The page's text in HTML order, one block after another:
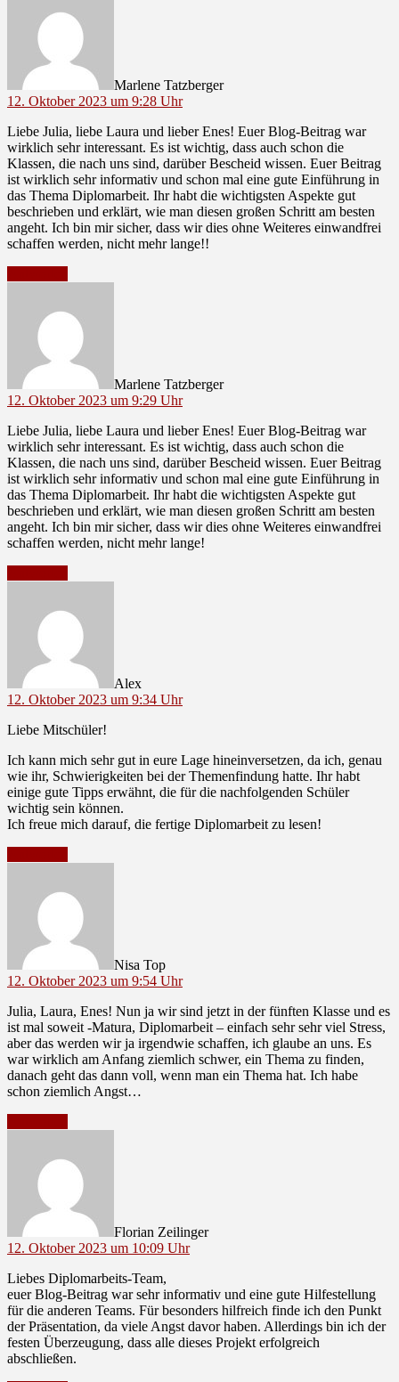
Marlene Tatzberger
12. Oktober 2023 um 9:28 Uhr
Liebe Julia, liebe Laura und lieber Enes! Euer Blog-Beitrag war
wirklich sehr interessant. Es ist wichtig, dass auch schon die
Klassen, die nach uns sind, darüber Bescheid wissen. Euer Beitrag
ist wirklich sehr informativ und schon mal eine gute Einführung in
das Thema Diplomarbeit. Ihr habt die wichtigsten Aspekte gut
beschrieben und erklärt, wie man diesen großen Schritt am besten
angeht. Ich bin mir sicher, dass wir dies ohne Weiteres einwandfrei
schaffen werden, nicht mehr lange!!
Marlene Tatzberger
12. Oktober 2023 um 9:29 Uhr
Liebe Julia, liebe Laura und lieber Enes! Euer Blog-Beitrag war
wirklich sehr interessant. Es ist wichtig, dass auch schon die
Klassen, die nach uns sind, darüber Bescheid wissen. Euer Beitrag
ist wirklich sehr informativ und schon mal eine gute Einführung in
das Thema Diplomarbeit. Ihr habt die wichtigsten Aspekte gut
beschrieben und erklärt, wie man diesen großen Schritt am besten
angeht. Ich bin mir sicher, dass wir dies ohne Weiteres einwandfrei
schaffen werden, nicht mehr lange!
Alex
12. Oktober 2023 um 9:34 Uhr
Liebe Mitschüler!
Ich kann mich sehr gut in eure Lage hineinversetzen, da ich, genau
wie ihr, Schwierigkeiten bei der Themenfindung hatte. Ihr habt
einige gute Tipps erwähnt, die für die nachfolgenden Schüler
wichtig sein können.
Ich freue mich darauf, die fertige Diplomarbeit zu lesen!
Nisa Top
12. Oktober 2023 um 9:54 Uhr
Julia, Laura, Enes! Nun ja wir sind jetzt in der fünften Klasse und es
ist mal soweit -Matura, Diplomarbeit – einfach sehr sehr viel Stress,
aber das werden wir ja irgendwie schaffen, ich glaube an uns. Es
war wirklich am Anfang ziemlich schwer, ein Thema zu finden,
danach geht das dann voll, wenn man ein Thema hat. Ich habe
schon ziemlich Angst…
Florian Zeilinger
12. Oktober 2023 um 10:09 Uhr
Liebes Diplomarbeits-Team,
euer Blog-Beitrag war sehr informativ und eine gute Hilfestellung
für die anderen Teams. Für besonders hilfreich finde ich den Punkt
der Präsentation, da viele Angst davor haben. Allerdings bin ich der
festen Überzeugung, dass alle dieses Projekt erfolgreich
abschließen.